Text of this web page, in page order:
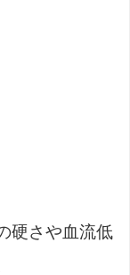
硬さや血流低